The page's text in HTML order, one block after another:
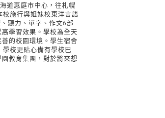
道惠庭市中心，往札幌
施行與姐妹校東洋言語
聽力、單字、作文6部
學習效果。學校為全天
的校園環境。學生宿舍
校更貼心備有學校巴
教育集團，對於將來想